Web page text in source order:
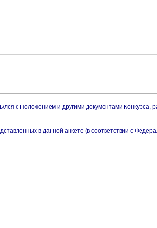
с Положением и другими документами Конкурса,
в данной анкете (в соответствии с